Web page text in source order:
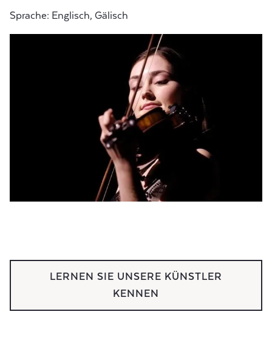
Sprache: Englisch, Gälisch
LERNEN SIE UNSERE KÜNSTLER
KENNEN